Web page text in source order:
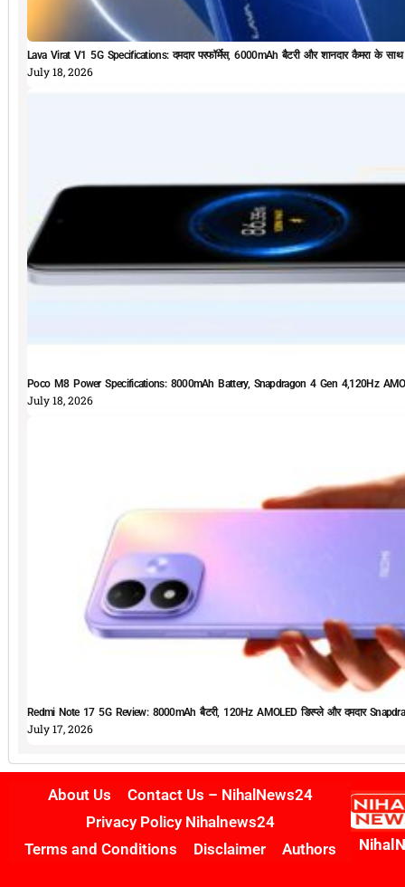
Lava Virat V1 5G Specifications: दमदार परफॉर्मेस, 6000mAh बैटरी और शानदार कैमरा के
July 18, 2026
Poco M8 Power Specifications: 8000mAh Battery, Snapdragon 4 Gen 4,120Hz
July 18, 2026
Redmi Note 17 5G Review: 8000mAh बैटरी, 120Hz AMOLED डिस्प्ले और दमदार
July 17, 2026
About Us
Contact Us – NihalNews24
Privacy Policy Nihalnews24
Terms and Conditions
Disclaimer Authors